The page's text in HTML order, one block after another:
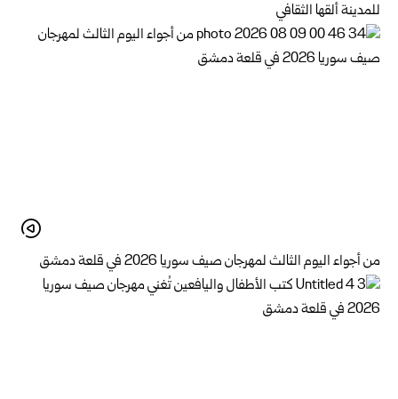
للمدينة ألقها الثقافي
من أجواء اليوم الثالث لمهرجان صيف سوريا 2026 في قلعة دمشق